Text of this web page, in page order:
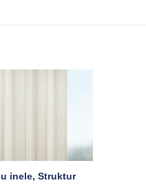
inele, Struktur